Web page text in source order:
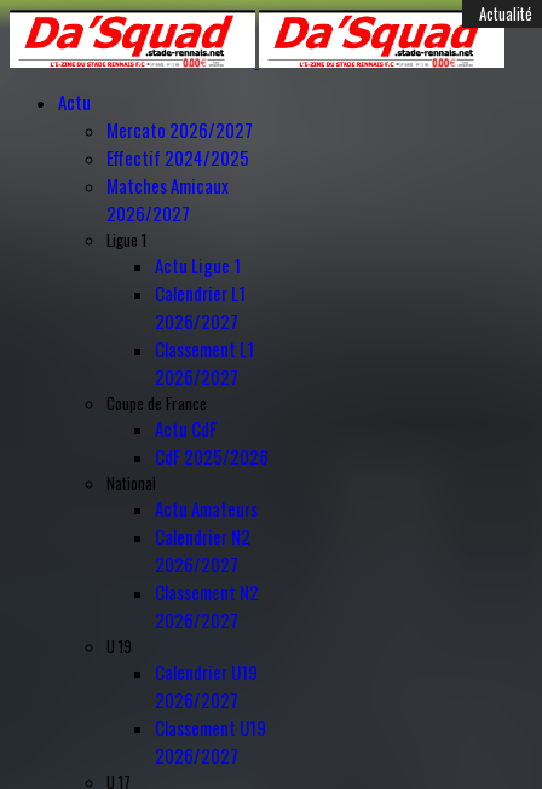
Actu
Mercato 2026/2027
Effectif 2024/2025
Matches Amicaux
2026/2027
Ligue 1
Actu Ligue 1
Calendrier L1
2026/2027
Classement L1
2026/2027
Coupe de France
Actu CdF
CdF 2025/2026
National
Actu Amateurs
Calendrier N2
2026/2027
Classement N2
2026/2027
U 19
Calendrier U19
2026/2027
Classement U19
2026/2027
U 17
Mercato
Mercato
Féminines
Mercato
Mercato
Amical
Actualité
Mercato
Mercato
Actualité
Mercato
Mercato
Mercato
Mercato
Mercato
Actualité
Anciens
Actualité
précédente
précédent
suivante
suivant